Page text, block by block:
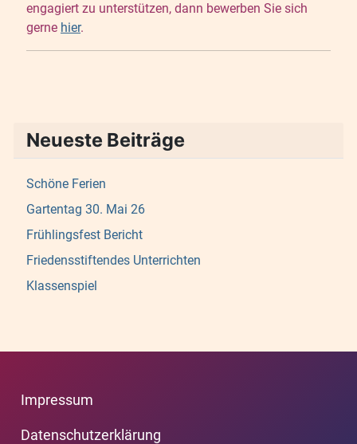
engagiert zu unterstützen, dann bewerben Sie sich
gerne hier.
Neueste Beiträge
Schöne Ferien
Gartentag 30. Mai 26
Frühlingsfest Bericht
Friedensstiftendes Unterrichten
Klassenspiel
Impressum
Datenschutzerklärung